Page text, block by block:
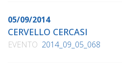
05/09/2014
CERVELLO CERCASI
EVENTO 2014_09_05_068